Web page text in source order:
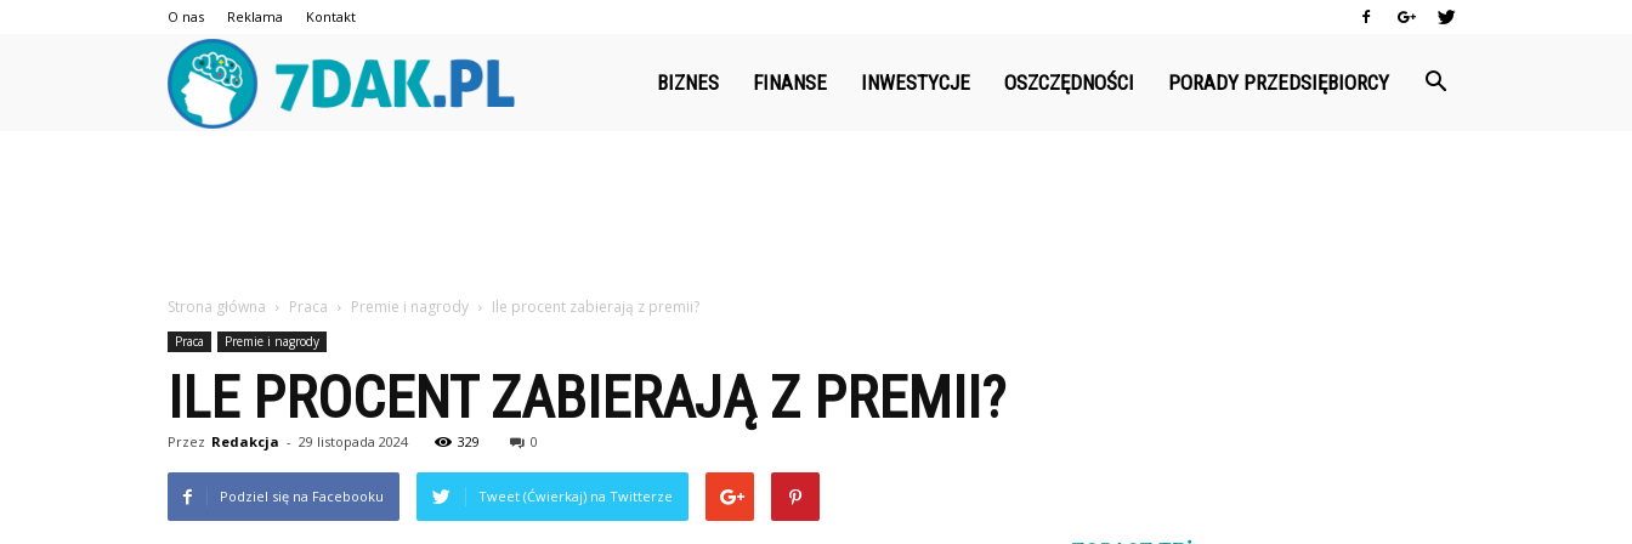
O nas Reklama Kontakt
BIZNES FINANSE INWESTYCJE OSZCZĘDNOŚCI PORADY PRZEDSIĘBIORCY
Strona główna Praca Premie i nagrody Ile procent zabierają z premii?
Praca Premie i nagrody
ILE PROCENT ZABIERAJĄ Z PREMII?
Przez Redakcja - 29 listopada 2024 329 0
Podziel się na Facebooku Tweet (Ćwierkaj) na Twitterze